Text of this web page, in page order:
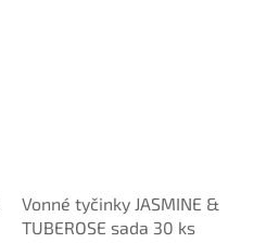
Vonné tyčinky JASMINE &
TUBEROSE sada 30 ks